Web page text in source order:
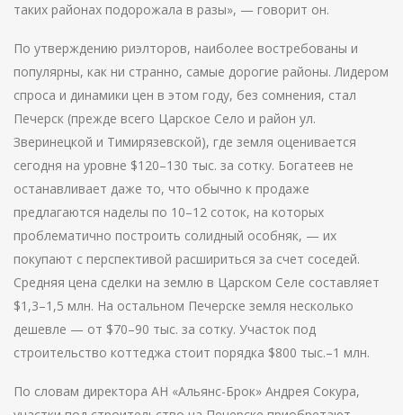
таких районах подорожала в разы», — говорит он.
По утверждению риэлторов, наиболее востребованы и
популярны, как ни странно, самые дорогие районы. Лидером
спроса и динамики цен в этом году, без сомнения, стал
Печерск (прежде всего Царское Село и район ул.
Зверинецкой и Тимирязевской), где земля оценивается
сегодня на уровне $120–130 тыс. за сотку. Богатеев не
останавливает даже то, что обычно к продаже
предлагаются наделы по 10–12 соток, на которых
проблематично построить солидный особняк, — их
покупают с перспективой расшириться за счет соседей.
Средняя цена сделки на землю в Царском Селе составляет
$1,3–1,5 млн. На остальном Печерске земля несколько
дешевле — от $70–90 тыс. за сотку. Участок под
строительство коттеджа стоит порядка $800 тыс.–1 млн.
По словам директора АН «Альянс-Брок» Андрея Сокура,